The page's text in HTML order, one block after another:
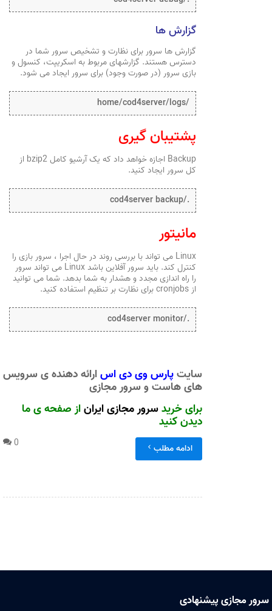
گزارش ها
گزارش ها سرور برای نظارت و تشخیص سرور شما در
دسترس هستند. گزارشهای مربوط به اسکریپت، کنسول و
بازی سرور (در صورت وجود) برای سرور ایجاد می شود.
/home/cod4server/logs
پشتیبان گیری
Backup اجازه خواهد داد که یک آرشیو کامل bzip2 از
کل سرور ایجاد کنید.
./cod4server backup
مانیتور
Linux می تواند با بررسی روند در حال اجرا ، سرور بازی را
کنترل کند. باید سرور آفلاین باشد Linux می تواند سرور
را راه اندازی مجدد و هشدار به شما بدهد. شما می توانید
از cronjobs برای نظارت بر تنظیم استفاده کنید.
./cod4server monitor
سایتپارس وی دی اس ارائه دهنده ی سرویس
های هاست و سرور مجازی
برای خریدسرور مجازی ایراناز صفحه ی ما
دیدن کنید
0 ادامه مطلب
سرور مجازی پیشنهادی